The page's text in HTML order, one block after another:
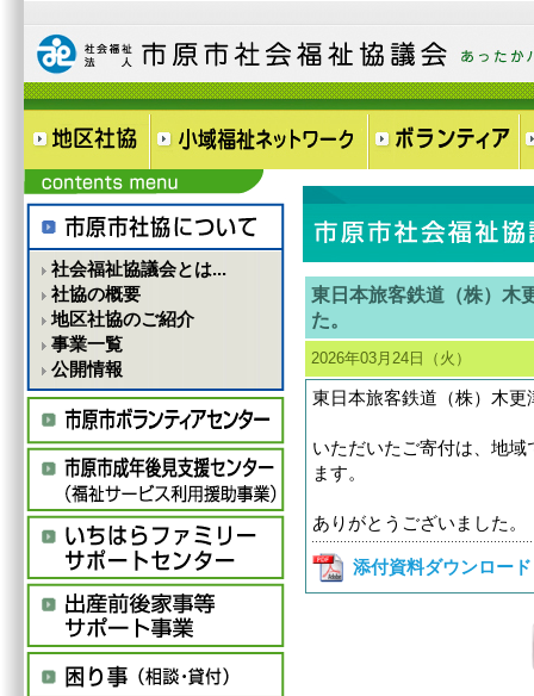
社会福祉協議会とは...
社協の概要
地区社協のご紹介
事業一覧
公開情報
東日本旅客鉄道（株）木
た。
2026年03月24日（火）
東日本旅客鉄道（株）木
いただいたご寄付は、地
ます。
ありがとうございました。
添付資料ダウンロード